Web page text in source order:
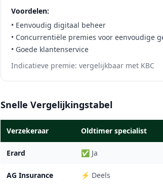
Voordelen:
• Eenvoudig digitaal beheer
• Concurrentiële premies voor eenvoudige
• Goede klantenservice
Indicatieve premie: vergelijkbaar met KBC
Snelle Vergelijkingstabel
Verzekeraar Oldtimer specialist
Erard ✅ Ja
AG Insurance ⚡ Deels